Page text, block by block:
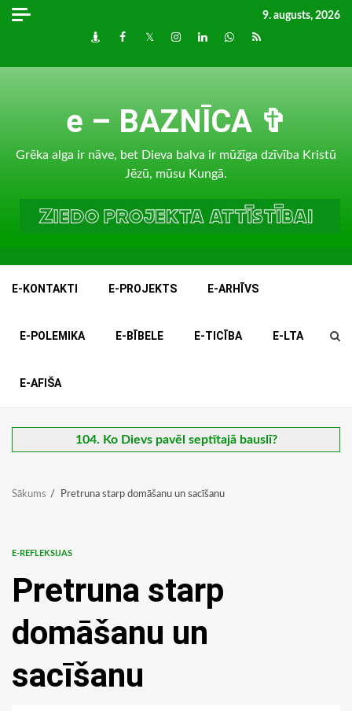
Skip
9. augusts, 2026
DraugiemFacebook
TwitterInstagram
LinkedInwhatsapp
RSS
e – BAZNĪCA ✞
Grēka alga ir nāve, bet Dieva balva ir mūžīga dzīvība Kristū
Jēzū, mūsu Kungā.
E-KONTAKTI E-PROJEKTS E-ARHĪVS
E-POLEMIKA E-BĪBELE E-TICĪBA E-LTA
E-AFIŠA
104. Ko Dievs pavēl septītajā bauslī?
Sākums Pretruna starp domāšanu un sacīšanu
E-REFLEKSIJAS
Pretruna starp
domāšanu un
sacīšanu